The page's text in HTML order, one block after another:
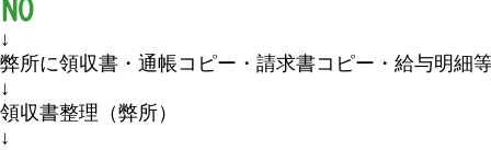
↓
弊所に領収書・通帳コピー・請求書コピー・給与明細
領収書整理（弊所）
↓